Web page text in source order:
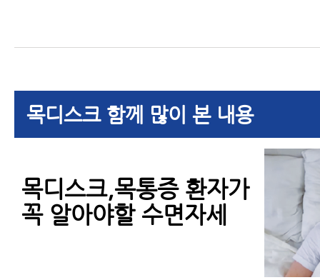
목디스크 함께 많이 본 내용
목디스크,목통증 환자가
꼭 알아야할 수면자세